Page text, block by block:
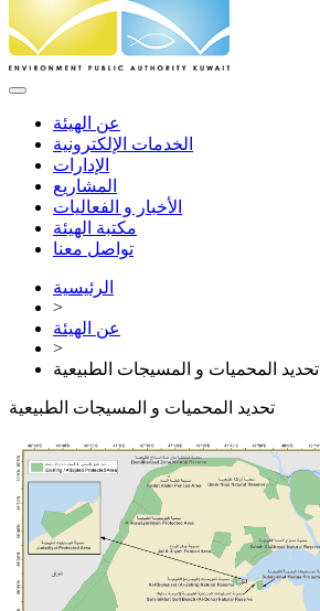
عن الهيئة
الخدمات الإلكترونية
الإدارات
المشاريع
الأخبار و الفعاليات
مكتبة الهيئة
تواصل معنا
الرئيسية
>
عن الهيئة
>
تحديد المحميات و المسيجات الطبيعية
تحديد المحميات و المسيجات الطبيعية